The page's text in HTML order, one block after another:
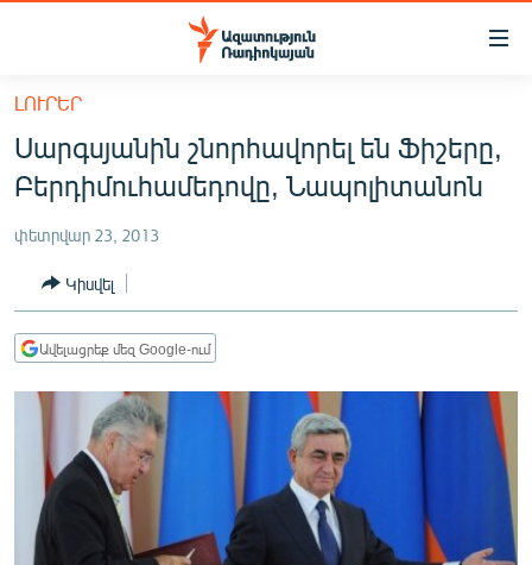
Մատչելիության
հիմնական
բովանդակությանը
Անցնել
հիմնական
մենյուին
ՀԱՅԱՍՏԱՆ
ՔԱՂԱՔԱԿԱՆ
ԸՆՏՐՈՒԹՅՈՒՆՆԵՐ 2026
ԻՐԱՎՈՒՆՔ
ՀԱՍԱՐԱԿՈՒԹՅՈՒՆ
ՂԱՐԱԲԱՂ
ՊԱՏԵՐԱԶՄԻ 6 ՇԱԲԱԹՆԵՐԸ
ՏԱՐԱԾԱՇՐՋԱՆ
ՄԻՋԱԶԳԱՅԻՆ
ԼՈՒՐԵՐ
Սարգսյանին շնորհավորել են Ֆիշերը,
Բերդիմուհամեդովը, Նապոլիտանոն
փետրվար 23, 2013
Կիսվել
Ավելացրեք մեզ Google-ում